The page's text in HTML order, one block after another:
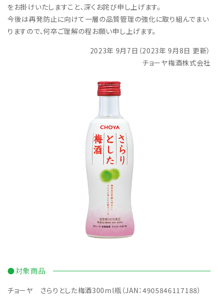
をお掛けいたしますこと、深くお詫び申し上げます。
今後は再発防止に向けて一層の品質管理の強化に取り組んでまい
りますので、何卒ご理解の程お願い申し上げます。
2023年 9月7日（2023年 9月8日 更新）
チョーヤ梅酒株式会社
●対象商品
チョーヤ さらりとした梅酒300ml瓶（JAN：4905846117188）